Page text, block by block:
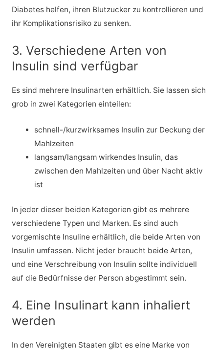
Diabetes helfen, ihren Blutzucker zu kontrollieren und
ihr Komplikationsrisiko zu senken.
3. Verschiedene Arten von
Insulin sind verfügbar
Es sind mehrere Insulinarten erhältlich. Sie lassen sich
grob in zwei Kategorien einteilen:
schnell-/kurzwirksames Insulin zur Deckung der
Mahlzeiten
langsam/langsam wirkendes Insulin, das
zwischen den Mahlzeiten und über Nacht aktiv
ist
In jeder dieser beiden Kategorien gibt es mehrere
verschiedene Typen und Marken. Es sind auch
vorgemischte Insuline erhältlich, die beide Arten von
Insulin umfassen. Nicht jeder braucht beide Arten,
und eine Verschreibung von Insulin sollte individuell
auf die Bedürfnisse der Person abgestimmt sein.
4. Eine Insulinart kann inhaliert
werden
In den Vereinigten Staaten gibt es eine Marke von